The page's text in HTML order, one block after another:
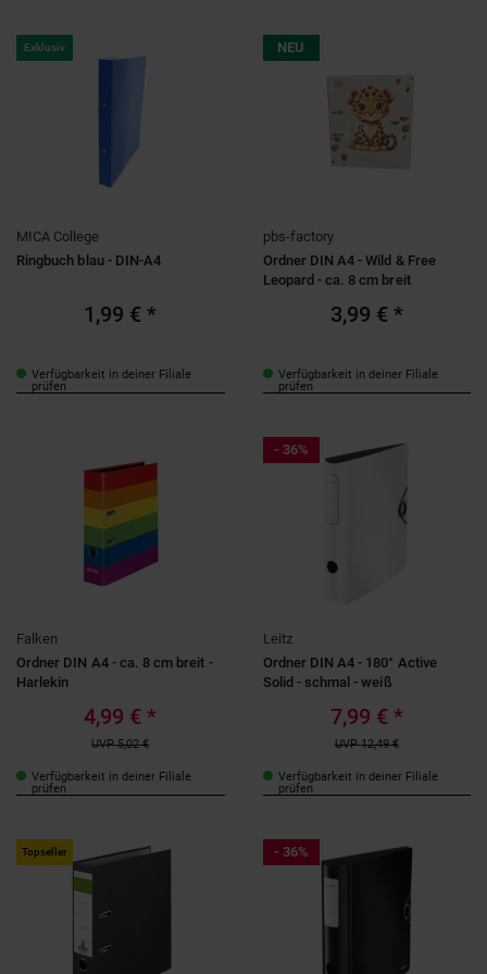
Exklusiv
MICA College
Ringbuch blau - DIN-A4
1,99 € *
Verfügbarkeit in deiner Filiale
prüfen
NEU
pbs-factory
Ordner DIN A4 - Wild & Free
Leopard - ca. 8 cm breit
3,99 € *
Verfügbarkeit in deiner Filiale
prüfen
Falken
Ordner DIN A4 - ca. 8 cm breit -
Harlekin
4,99 € *
UVP 5,02 €
Verfügbarkeit in deiner Filiale
prüfen
- 36%
Leitz
Ordner DIN A4 - 180° Active
Solid - schmal - weiß
7,99 € *
UVP 12,49 €
Verfügbarkeit in deiner Filiale
prüfen
Topseller - 36%